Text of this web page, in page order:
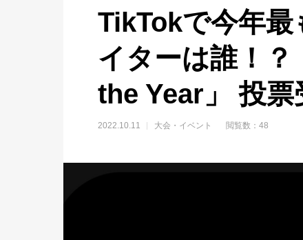
TikTokで今年
イターは誰！
the Year」 投票
2022.10.11 大会・イベント 閲覧数：48